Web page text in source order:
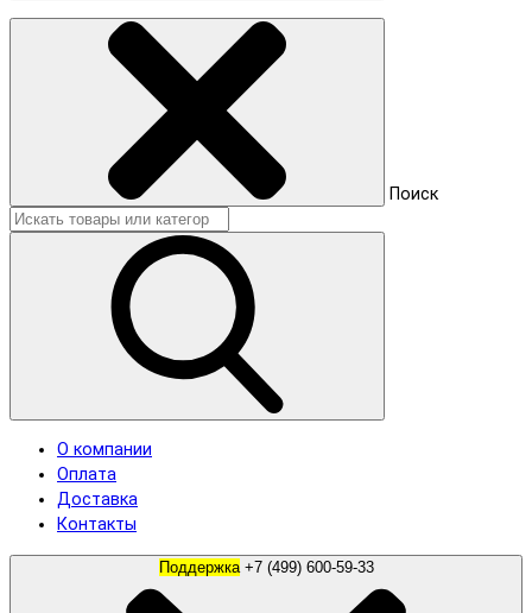
Поиск
О компании
Оплата
Доставка
Контакты
Поддержка +7 (499) 600-59-33